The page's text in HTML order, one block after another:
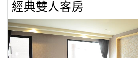
聯
單
經典雙人客房